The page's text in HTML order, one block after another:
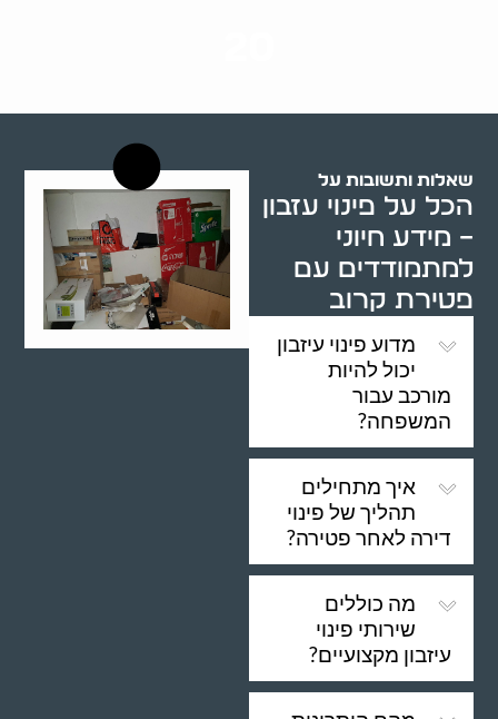
שאלות ותשובות על
הכל על פינוי עזבון
– מידע חיוני
למתמודדים עם
פטירת קרוב
מדוע פינוי עיזבון
יכול להיות
מורכב עבור
המשפחה?
איך מתחילים
תהליך של פינוי
דירה לאחר פטירה?
מה כוללים
שירותי פינוי
עיזבון מקצועיים?